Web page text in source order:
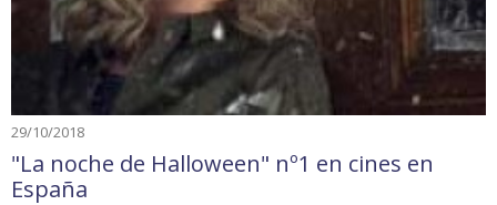
29/10/2018
"La noche de Halloween" nº1 en cines en
España